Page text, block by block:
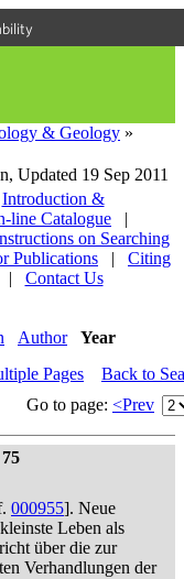
& Geology »
Updated 19 Sep 2011
Introduction &
line Catalogue
|
on Searching
Publications |
Citing
| Contact Us
Author Year
Pages
Back to
Go to page: <Prev
000955]. Neue
Leben als
über die zur
Verhandlungen der